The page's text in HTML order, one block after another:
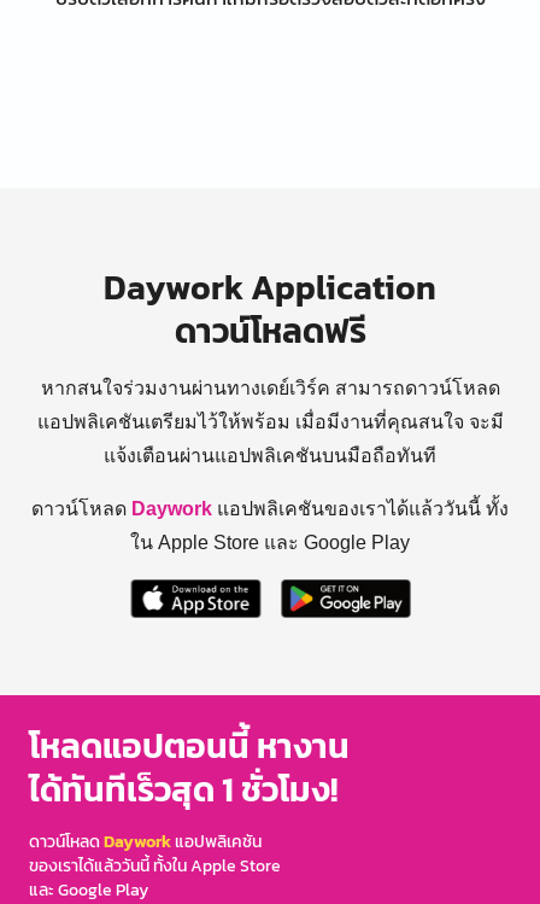
Daywork Application
ดาวน์โหลดฟรี
หากสนใจร่วมงานผ่านทางเดย์เวิร์ค สามารถดาวน์โหลด
แอปพลิเคชันเตรียมไว้ให้พร้อม เมื่อมีงานที่คุณสนใจ จะมี
แจ้งเตือนผ่านแอปพลิเคชันบนมือถือทันที
ดาวน์โหลด Daywork แอปพลิเคชันของเราได้แล้ววันนี้ ทั้ง
ใน Apple Store และ Google Play
โหลดแอปตอนนี้ หางาน
ได้ทันทีเร็วสุด 1 ชั่วโมง!
ดาวน์โหลดDayworkแอปพลิเคชัน
ของเราได้แล้ววันนี้ ทั้งใน Apple Store
และ Google Play